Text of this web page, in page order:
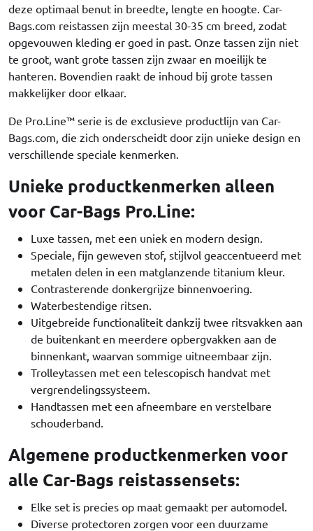
deze optimaal benut in breedte, lengte en hoogte. Car-
Bags.com reistassen zijn meestal 30-35 cm breed, zodat
opgevouwen kleding er goed in past. Onze tassen zijn niet
te groot, want grote tassen zijn zwaar en moeilijk te
hanteren. Bovendien raakt de inhoud bij grote tassen
makkelijker door elkaar.
De Pro.Line™ serie is de exclusieve productlijn van Car-
Bags.com, die zich onderscheidt door zijn unieke design en
verschillende speciale kenmerken.
Unieke productkenmerken alleen
voor Car-Bags Pro.Line:
Luxe tassen, met een uniek en modern design.
Speciale, fijn geweven stof, stijlvol geaccentueerd met
metalen delen in een matglanzende titanium kleur.
Contrasterende donkergrijze binnenvoering.
Waterbestendige ritsen.
Uitgebreide functionaliteit dankzij twee ritsvakken aan
de buitenkant en meerdere opbergvakken aan de
binnenkant, waarvan sommige uitneembaar zijn.
Trolleytassen met een telescopisch handvat met
vergrendelingssysteem.
Handtassen met een afneembare en verstelbare
schouderband.
Algemene productkenmerken voor
alle Car-Bags reistassensets:
Elke set is precies op maat gemaakt per automodel.
Diverse protectoren zorgen voor een duurzame